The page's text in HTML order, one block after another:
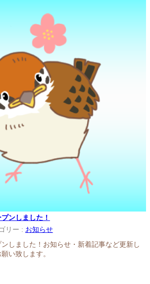
ンしました！
リー : お知らせ
しました！お知らせ・新着記事など更新し
い致します。